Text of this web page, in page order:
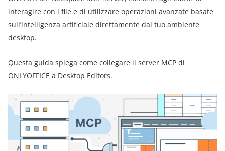
interagire con i file e di utilizzare operazioni avanzate basate
sull’intelligenza artificiale direttamente dal tuo ambiente
desktop.
Questa guida spiega come collegare il server MCP di
ONLYOFFICE a Desktop Editors.